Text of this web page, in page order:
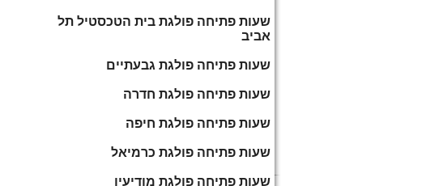
שעות פתיחה פולגת בית הטכסטיל תל
אביב
שעות פתיחה פולגת גבעתיים
שעות פתיחה פולגת חדרה
שעות פתיחה פולגת חיפה
שעות פתיחה פולגת כרמיאל
שעות פתיחה פולגת מודיעין